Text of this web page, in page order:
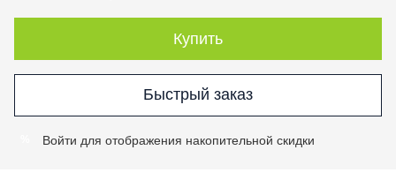
Купить
Быстрый заказ
Войти для отображения накопительной скидки